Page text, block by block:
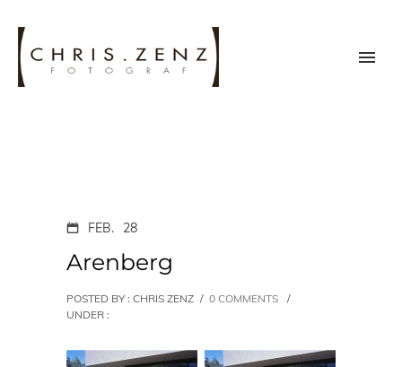
FEB. 28
Arenberg
POSTED BY : CHRIS ZENZ / 0 COMMENTS
/
UNDER :